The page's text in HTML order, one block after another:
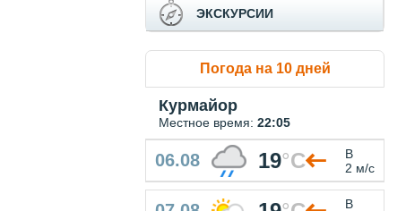
ЭКСКУРСИИ
Погода на 10 дней
Курмайор
Местное время: 22:05
06.08 19°C
В
2 м/с
В